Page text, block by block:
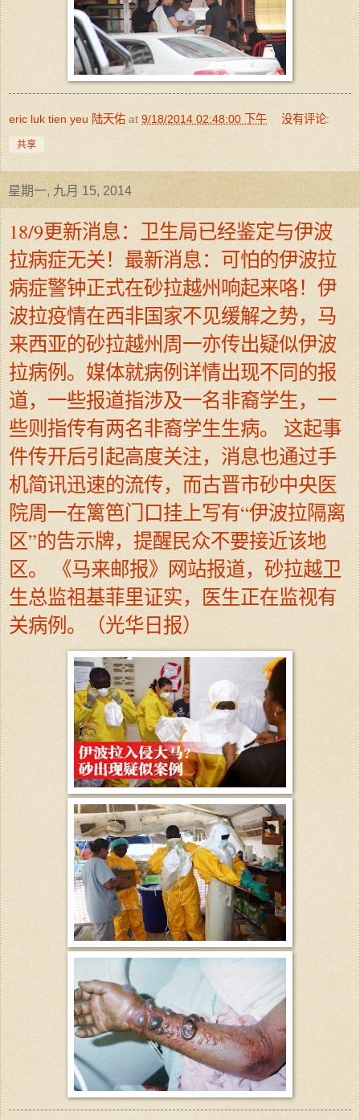
eric luk tien yeu 陆天佑 at 9/18/2014 02:48:00 下午 没有评论:
共享
星期一, 九月 15, 2014
18/9更新消息：卫生局已经鉴定与伊波
拉病症无关！最新消息：可怕的伊波拉
病症警钟正式在砂拉越州响起来咯！伊
波拉疫情在西非国家不见缓解之势，马
来西亚的砂拉越州周一亦传出疑似伊波
拉病例。媒体就病例详情出现不同的报
道，一些报道指涉及一名非裔学生，一
些则指传有两名非裔学生生病。 这起事
件传开后引起高度关注，消息也通过手
机简讯迅速的流传，而古晋市砂中央医
院周一在篱笆门口挂上写有“伊波拉隔离
区”的告示牌，提醒民众不要接近该地
区。 《马来邮报》网站报道，砂拉越卫
生总监祖基菲里证实，医生正在监视有
关病例。（光华日报）